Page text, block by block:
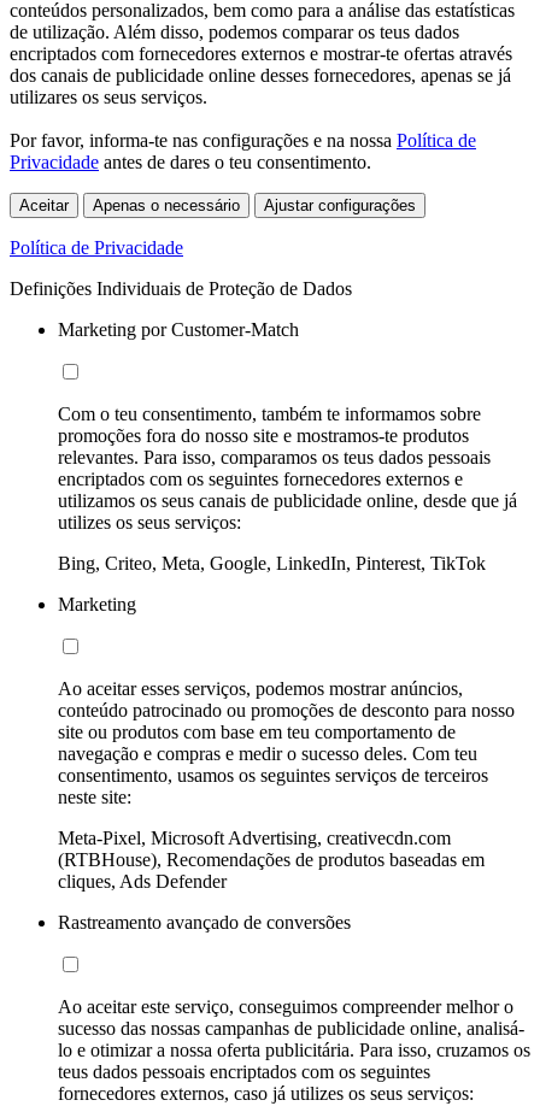
conteúdos personalizados, bem como para a análise das estatísticas
de utilização. Além disso, podemos comparar os teus dados
encriptados com fornecedores externos e mostrar-te ofertas através
dos canais de publicidade online desses fornecedores, apenas se já
utilizares os seus serviços.
Por favor, informa-te nas configurações e na nossa Política de
Privacidade antes de dares o teu consentimento.
Aceitar Apenas o necessário Ajustar configurações
Política de Privacidade
Definições Individuais de Proteção de Dados
Marketing por Customer-Match
Com o teu consentimento, também te informamos sobre
promoções fora do nosso site e mostramos-te produtos
relevantes. Para isso, comparamos os teus dados pessoais
encriptados com os seguintes fornecedores externos e
utilizamos os seus canais de publicidade online, desde que já
utilizes os seus serviços:
Bing, Criteo, Meta, Google, LinkedIn, Pinterest, TikTok
Marketing
Ao aceitar esses serviços, podemos mostrar anúncios,
conteúdo patrocinado ou promoções de desconto para nosso
site ou produtos com base em teu comportamento de
navegação e compras e medir o sucesso deles. Com teu
consentimento, usamos os seguintes serviços de terceiros
neste site:
Meta-Pixel, Microsoft Advertising, creativecdn.com
(RTBHouse), Recomendações de produtos baseadas em
cliques, Ads Defender
Rastreamento avançado de conversões
Ao aceitar este serviço, conseguimos compreender melhor o
sucesso das nossas campanhas de publicidade online, analisá-
lo e otimizar a nossa oferta publicitária. Para isso, cruzamos os
teus dados pessoais encriptados com os seguintes
fornecedores externos, caso já utilizes os seus serviços: